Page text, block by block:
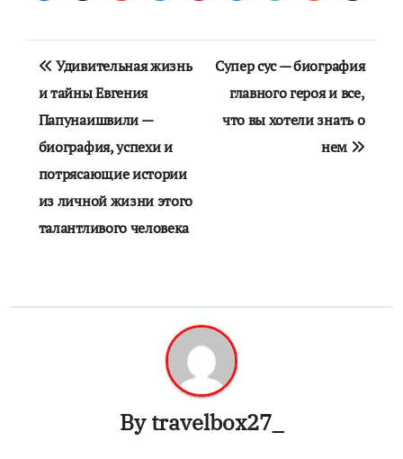
Навигация
по
записям
Удивительная жизнь
и тайны Евгения
Папунаишвили —
биография, успехи и
потрясающие истории
из личной жизни этого
талантливого человека
Супер сус — биография
главного героя и все,
что вы хотели знать о
нем
Bytravelbox27_